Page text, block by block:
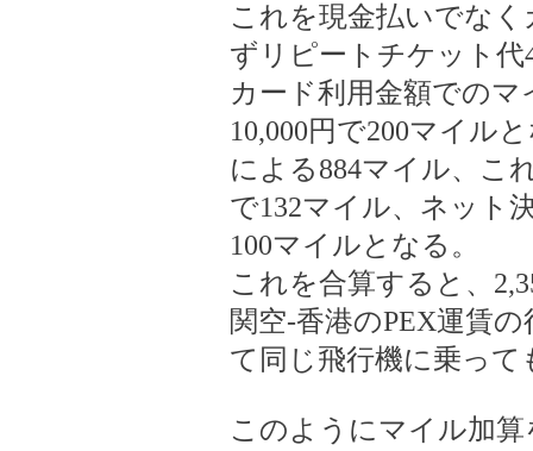
これを現金払いでな
ずリピートチケット代
カード利用金額での
10,000円で200マイル
による884マイル、こ
で132マイル、ネット
100マイルとなる。
これを合算すると、
関空-香港のPEX運賃
て同じ飛行機に乗って
このようにマイル加